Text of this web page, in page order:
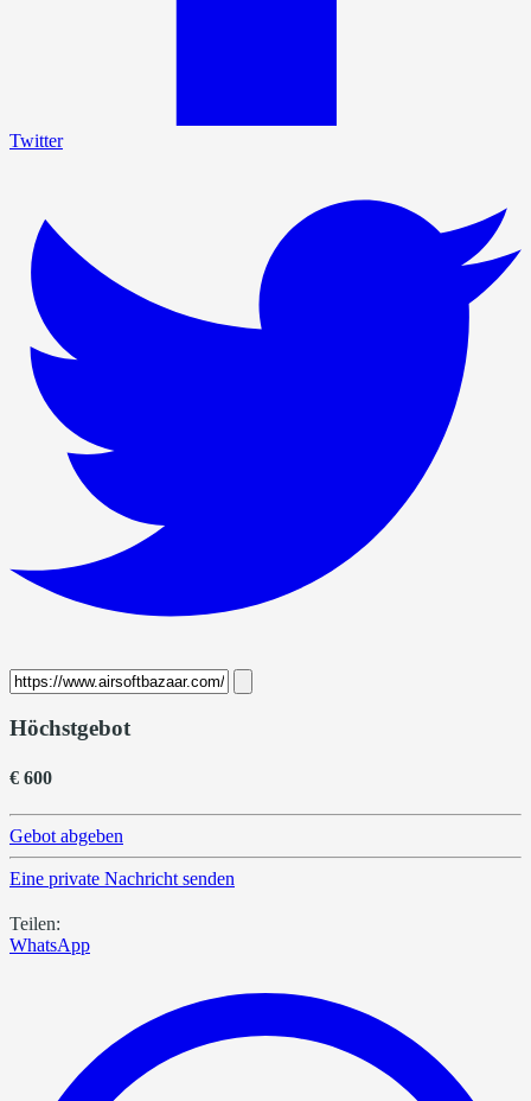
Twitter
Höchstgebot
€ 600
Gebot abgeben
Eine private Nachricht senden
Teilen:
WhatsApp